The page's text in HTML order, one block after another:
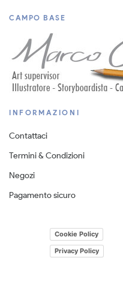
CAMPO BASE
INFORMAZIONI
Contattaci
Termini & Condizioni
Negozi
Pagamento sicuro
Cookie Policy
Privacy Policy